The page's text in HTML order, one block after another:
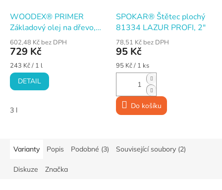
WOODEX® PRIMER
Základový olej na dřevo,
bezbarvý
602,48 Kč bez DPH
729 Kč
Měrná
cena:
243 Kč / 1 l
DETAIL
3 l
SPOKAR® Štětec plochý
81334 LAZUR PROFI, 2"
78,51 Kč bez DPH
95 Kč
Měrná
cena:
95 Kč / 1 ks
Do košíku
Varianty Popis Podobné (3) Související soubory (2)
Diskuze Značka